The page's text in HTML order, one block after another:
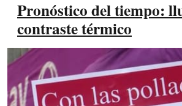
Pronóstico del tiempo:
contraste térmico